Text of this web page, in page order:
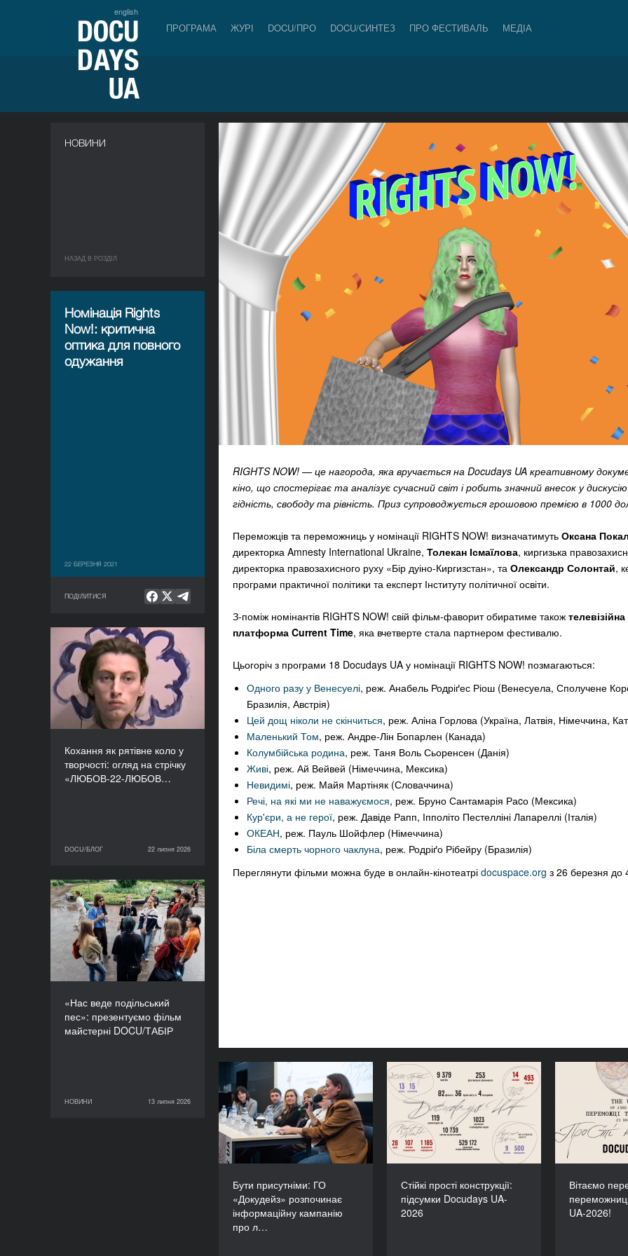
english
ПРОГРАМА ЖУРІ DOCU/ПРО DOCU/СИНТЕЗ ПРО ФЕСТИВАЛЬ МЕДІА
НОВИНИ
НАЗАД В РОЗДIЛ
Номінація Rights
Now!: критична
оптика для повного
одужання
22 БЕРЕЗНЯ 2021
ПОДІЛИТИСЯ
RIGHTS NOW! —це нагорода, яка вручається на Docudays UA креативному
кіно, що спостерігає та аналізує сучасний світ і робить значний внесок у
гідність, свободу та рівність. Приз супроводжується грошовою премією в 1000
Переможців та переможниць у номінації RIGHTS NOW! визначатимуть Оксана
директорка Amnesty International Ukraine, Толекан Ісмаїлова, киргизька
директорка правозахисного руху «Бір дуіно-Киргизстан», та Олександр Солонтай,
програми практичної політики та експерт Інституту політичної освіти.
З-поміж номінантів RIGHTS NOW! свій фільм-фаворит обиратиме також телевізійна
платформа Current Time, яка вчетверте стала партнером фестивалю.
Цьогоріч з програми 18 Docudays UA у номінації RIGHTS NOW! позмагаються:
Одного разу у Венесуелі, реж. Анабель Родріґес Ріош (Венесуела, Сполучене
Бразилія, Австрія)
Цей дощ ніколи не скінчиться, реж. Аліна Горлова (Україна, Латвія, Німеччина,
Маленький Том, реж. Андре-Лін Бопарлен (Канада)
Колумбійська родина, реж. Таня Воль Сьоренсен (Данія)
Живі, реж. Ай Вейвей (Німеччина, Мексика)
Невидимі, реж. Майя Мартіняк (Словаччина)
Речі, на які ми не наважуємося, реж. Бруно Сантамарія Раcо (Мексика)
Кур'єри, а не герої, реж. Давіде Рапп, Іпполіто Пестелліні Лапареллі (Італія)
ОКЕАН, реж. Пауль Шойфлер (Німеччина)
Біла смерть чорного чаклуна, реж. Родріґо Рібейру (Бразилія)
Переглянути фільми можна буде в онлайн-кінотеатрі docuspace.org з 26 березня до
Кохання як рятівне коло у
творчості: огляд на стрічку
«ЛЮБОВ-22-ЛЮБОВ…
DOCU/БЛОГ 22 липня 2026
Кохання як рятівне коло
у творчості: огляд на
стрічку «ЛЮБОВ-22-
ЛЮБОВ» Єруна
Койманса
DOCU/БЛОГ
22 липня 2026
«Нас веде подільський
пес»: презентуємо фільм
майстерні DOCU/ТАБІР
НОВИНИ 13 липня 2026
«Нас веде подільський
пес»: презентуємо фільм
майстерні DOCU/ТАБІР
НОВИНИ
13 липня 2026
Бути присутніми: ГО
«Докудейз» розпочинає
інформаційну кампанію
про л…
Бути присутніми: ГО
«Докудейз» розпочинає
інформаційну кампанію
про людей в окупації
Стійкі прості конструкції:
підсумки Docudays UA-
2026
Стійкі прості конструкції:
підсумки Docudays UA-
2026
Вітаємо
UA-2026!